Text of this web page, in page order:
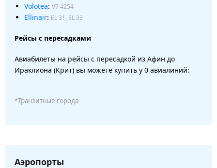
Volotea: V7 4254
Ellinair: EL 31, EL 33
Рейсы с пересадками
Авиабилеты на рейсы с пересадкой из Афин до
Ираклиона (Крит) вы можете купить у 0 авиалиний:
*Транзитные города
Аэропорты